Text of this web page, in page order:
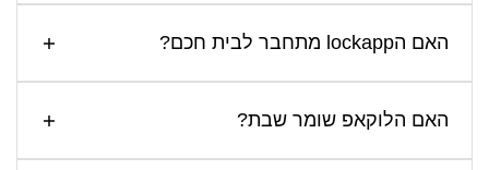
האם הlockapp מתחבר לבית חכם?
האם הלוקאפ שומר שבת?